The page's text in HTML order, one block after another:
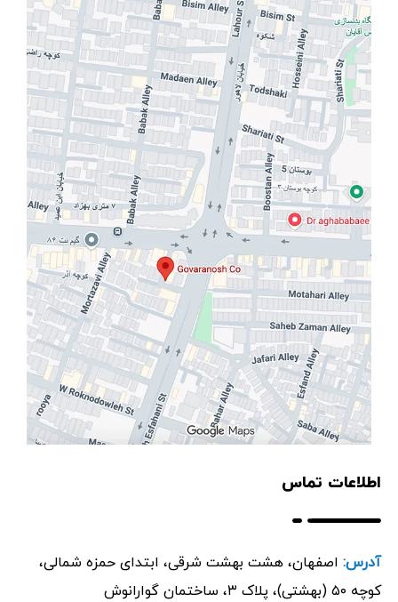
اطلاعات تماس
آدرس: اصفهان، هشت بهشت شرقی، ابتدای حمزه شمالی،
کوچه ۵۰ (بهشتی)، پلاک ۳، ساختمان گوارانوش